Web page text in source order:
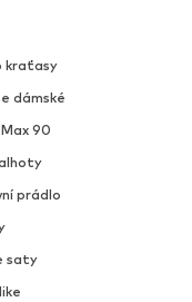
kraťasy
dámské
90
prádlo
saty